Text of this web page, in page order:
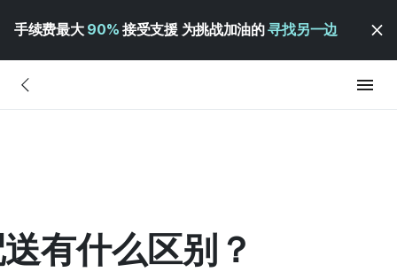
手续费最大 90% 接受支援 为挑战加油的寻找另一边
有什么区别？